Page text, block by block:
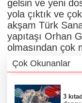
gelsin ve yeni
yola çıktık ve
akşam Türk
yapıtaşı Orhan
olmasından çok
Çok Okunanlar
3